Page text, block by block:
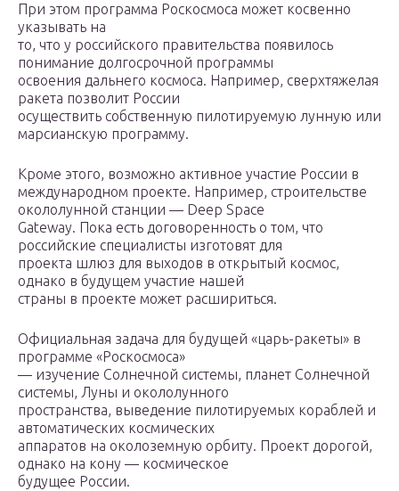
При этом программа Роскосмоса может косвенно
указывать на
то, что у российского правительства появилось
понимание долгосрочной программы
освоения дальнего космоса. Например, сверхтяжелая
ракета позволит России
осуществить собственную пилотируемую лунную или
марсианскую программу.
Кроме этого, возможно активное участие России в
международном проекте. Например, строительстве
окололунной станции — Deep Space
Gateway. Пока есть договоренность о том, что
российские специалисты изготовят для
проекта шлюз для выходов в открытый космос,
однако в будущем участие нашей
страны в проекте может расшириться.
Официальная задача для будущей «царь-ракеты» в
программе «Роскосмоса»
— изучение Солнечной системы, планет Солнечной
системы, Луны и окололунного
пространства, выведение пилотируемых кораблей и
автоматических космических
аппаратов на околоземную орбиту. Проект дорогой,
однако на кону — космическое
будущее России.